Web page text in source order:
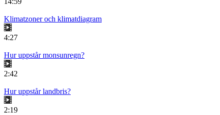
Klimatzoner och klimatdiagram
4:27
Hur uppstår monsunregn?
2:42
Hur uppstår landbris?
2:19